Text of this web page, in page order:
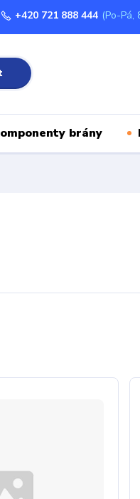
+420 721 888 444 (Po-Pá,
brány